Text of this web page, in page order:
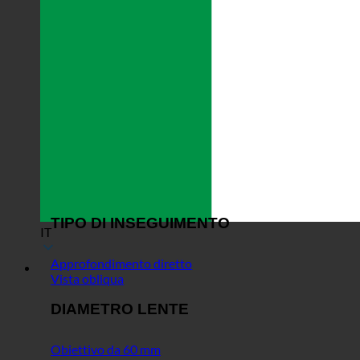
IT
TIPO DI INSEGUIMENTO
Approfondimento diretto
Vista obliqua
DIAMETRO LENTE
Obiettivo da 60 mm